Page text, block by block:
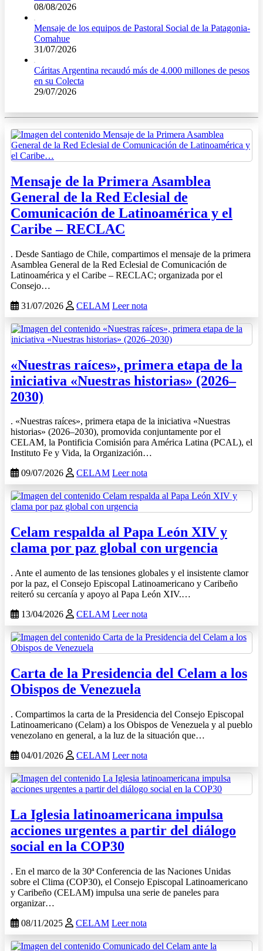
08/08/2026
Mensaje de los equipos de Pastoral Social de la Patagonia-
Comahue
31/07/2026
Cáritas Argentina recaudó más de 4.000 millones de pesos
en su Colecta
29/07/2026
Mensaje de la Primera Asamblea
General de la Red Eclesial de
Comunicación de Latinoamérica y el
Caribe – RECLAC
. Desde Santiago de Chile, compartimos el mensaje de la primera
Asamblea General de la Red Eclesial de Comunicación de
Latinoamérica y el Caribe – RECLAC; organizada por el
Consejo…
31/07/2026
CELAM Leer nota
«Nuestras raíces», primera etapa de la
iniciativa «Nuestras historias» (2026–
2030)
. «Nuestras raíces», primera etapa de la iniciativa «Nuestras
historias» (2026–2030), promovida conjuntamente por el
CELAM, la Pontificia Comisión para América Latina (PCAL), el
Instituto Fe y Vida, la Organización…
09/07/2026
CELAM Leer nota
Celam respalda al Papa León XIV y
clama por paz global con urgencia
. Ante el aumento de las tensiones globales y el insistente clamor
por la paz, el Consejo Episcopal Latinoamericano y Caribeño
reiteró su cercanía y apoyo al Papa León XIV.…
13/04/2026
CELAM Leer nota
Carta de la Presidencia del Celam a los
Obispos de Venezuela
. Compartimos la carta de la Presidencia del Consejo Episcopal
Latinoamericano (Celam) a los Obispos de Venezuela y al pueblo
venezolano en general, a la luz de la situación que…
04/01/2026
CELAM Leer nota
La Iglesia latinoamericana impulsa
acciones urgentes a partir del diálogo
social en la COP30
. En el marco de la 30ª Conferencia de las Naciones Unidas
sobre el Clima (COP30), el Consejo Episcopal Latinoamericano
y Caribeño (CELAM) impulsa una serie de paneles para
organizar…
08/11/2025
CELAM Leer nota